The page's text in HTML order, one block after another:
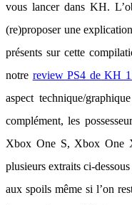
vous lancer dans KH.
(re)proposer une
présents sur cette
notre review PS4 de KH
aspect technique/
complément, les
Xbox One S, Xbox One
plusieurs extraits ci-
aux spoils même si l’on